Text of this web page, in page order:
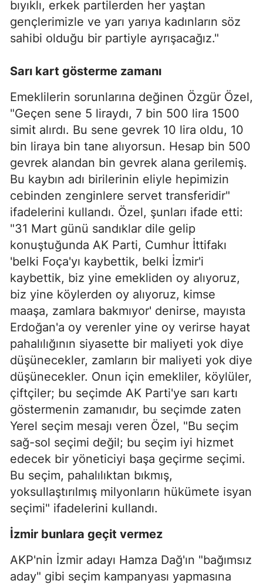
bıyıklı, erkek partilerden her yaştan
gençlerimizle ve yarı yarıya kadınların söz
sahibi olduğu bir partiyle ayrışacağız."
Sarı kart gösterme zamanı
Emeklilerin sorunlarına değinen Özgür Özel,
"Geçen sene 5 liraydı, 7 bin 500 lira 1500
simit alırdı. Bu sene gevrek 10 lira oldu, 10
bin liraya bin tane alıyorsun. Hesap bin 500
gevrek alandan bin gevrek alana gerilemiş.
Bu kaybın adı birilerinin eliyle hepimizin
cebinden zenginlere servet transferidir"
ifadelerini kullandı. Özel, şunları ifade etti:
"31 Mart günü sandıklar dile gelip
konuştuğunda AK Parti, Cumhur İttifakı
'belki Foça'yı kaybettik, belki İzmir'i
kaybettik, biz yine emekliden oy alıyoruz,
biz yine köylerden oy alıyoruz, kimse
maaşa, zamlara bakmıyor' denirse, mayısta
Erdoğan'a oy verenler yine oy verirse hayat
pahalılığının siyasette bir maliyeti yok diye
düşünecekler, zamların bir maliyeti yok diye
düşünecekler. Onun için emekliler, köylüler,
çiftçiler; bu seçimde AK Parti'ye sarı kartı
göstermenin zamanıdır, bu seçimde zaten
Yerel seçim mesajı veren Özel, "Bu seçim
sağ-sol seçimi değil; bu seçim iyi hizmet
edecek bir yöneticiyi başa geçirme seçimi.
Bu seçim, pahalılıktan bıkmış,
yoksullaştırılmış milyonların hükümete isyan
seçimi" ifadelerini kullandı.
İzmir bunlara geçit vermez
AKP'nin İzmir adayı Hamza Dağ'ın "bağımsız
aday" gibi seçim kampanyası yapmasına